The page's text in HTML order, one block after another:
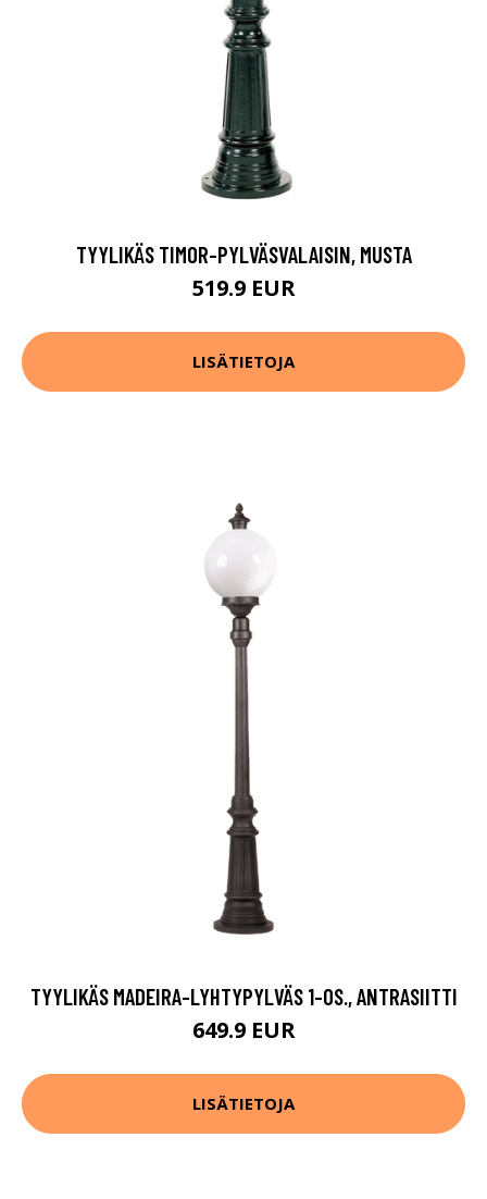
TYYLIKÄS TIMOR-PYLVÄSVALAISIN, MUSTA
519.9 EUR
LISÄTIETOJA
TYYLIKÄS MADEIRA-LYHTYPYLVÄS 1-OS., ANTRASIITTI
649.9 EUR
LISÄTIETOJA